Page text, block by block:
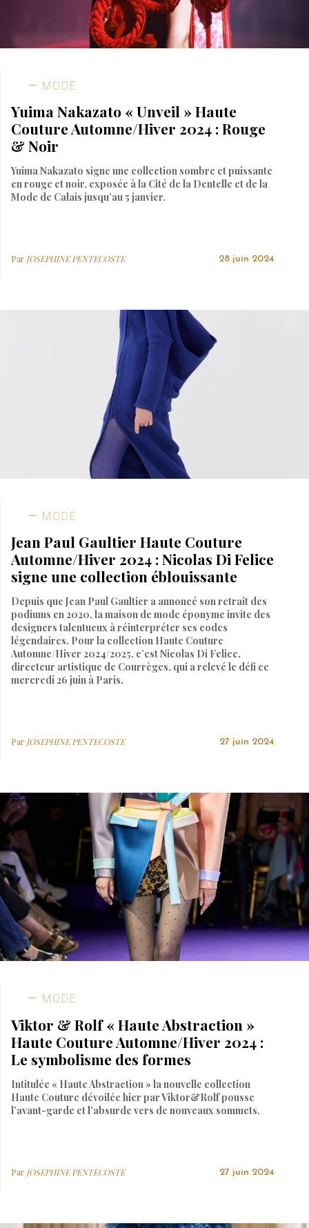
MODE
Yuima Nakazato « Unveil » Haute
Couture Automne/Hiver 2024 : Rouge
& Noir
Yuima Nakazato signe une collection sombre et puissante
en rouge et noir, exposée à la Cité de la Dentelle et de la
Mode de Calais jusqu’au 5 janvier.
Par JOSEPHINE PENTECOSTE 28 juin 2024
MODE
Jean Paul Gaultier Haute Couture
Automne/Hiver 2024 : Nicolas Di Felice
signe une collection éblouissante
Depuis que Jean Paul Gaultier a annoncé son retrait des
podiums en 2020, la maison de mode éponyme invite des
designers talentueux à réinterpréter ses codes
légendaires. Pour la collection Haute Couture
Automne/Hiver 2024/2025, c’est Nicolas Di Felice,
directeur artistique de Courrèges, qui a relevé le défi ce
mercredi 26 juin à Paris.
Par JOSEPHINE PENTECOSTE 27 juin 2024
MODE
Viktor & Rolf « Haute Abstraction »
Haute Couture Automne/Hiver 2024 :
Le symbolisme des formes
Intitulée « Haute Abstraction » la nouvelle collection
Haute Couture dévoilée hier par Viktor&Rolf pousse
l’avant-garde et l’absurde vers de nouveaux sommets.
Par JOSEPHINE PENTECOSTE 27 juin 2024